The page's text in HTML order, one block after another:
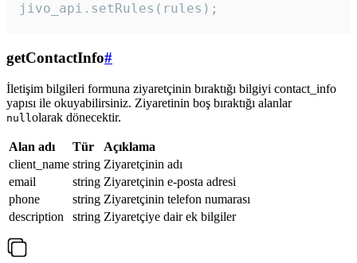
jivo_api.setRules(rules);
getContactInfo#
İletişim bilgileri formuna ziyaretçinin bıraktığı bilgiyi contact_info
yapısı ile okuyabilirsiniz. Ziyaretinin boş bıraktığı alanlar
null olarak dönecektir.
Alan adı Tür
Açıklama
client_name string Ziyaretçinin adı
email
string Ziyaretçinin e-posta adresi
phone
string Ziyaretçinin telefon numarası
description
string Ziyaretçiye dair ek bilgiler